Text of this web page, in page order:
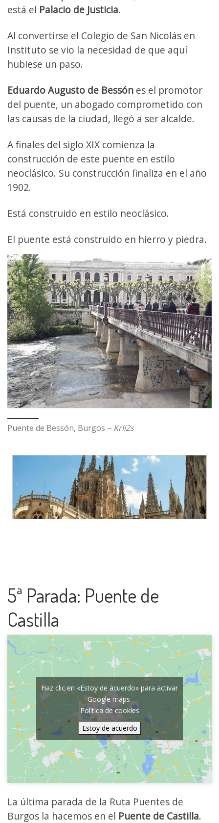
está el Palacio de Justicia.
Al convertirse el Colegio de San Nicolás en
Instituto se vio la necesidad de que aquí
hubiese un paso.
Eduardo Augusto de Bessón es el promotor
del puente, un abogado comprometido con
las causas de la ciudad, llegó a ser alcalde.
A finales del siglo XIX comienza la
construcción de este puente en estilo
neoclásico. Su construcción finaliza en el año
1902.
Está construido en estilo neoclásico.
El puente está construido en hierro y piedra.
Puente de Bessón, Burgos – Krli2s
5ª Parada: Puente de
Castilla
Haz clic en «Estoy de acuerdo» para activar
Google maps
Política de cookies
Estoy de acuerdo
La última parada de la Ruta Puentes de
Burgos la hacemos en el Puente de Castilla.